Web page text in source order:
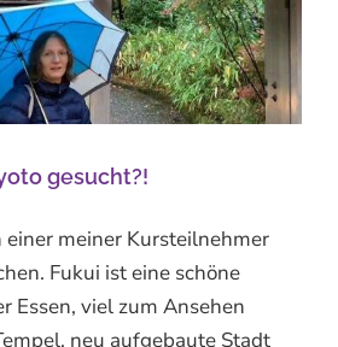
gesucht?!
meiner Kursteilnehmer
Fukui ist eine schöne
Essen, viel zum Ansehen
neu aufgebaute Stadt